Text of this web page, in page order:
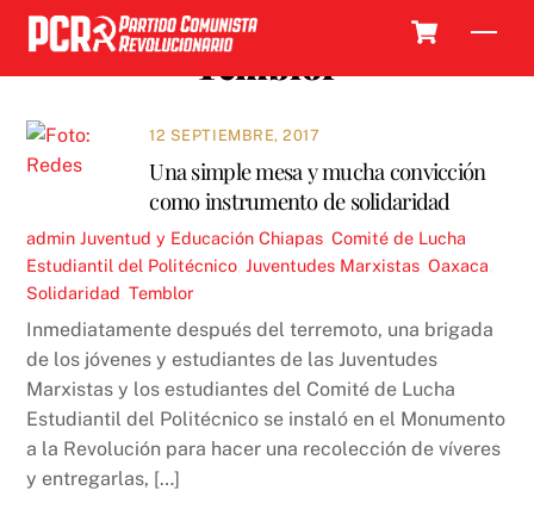
Skip
content
Temblor
12 SEPTIEMBRE, 2017
Una simple mesa y mucha convicción
como instrumento de solidaridad
admin Juventud y Educación Chiapas ,Comité de Lucha
Estudiantil del Politécnico ,Juventudes Marxistas ,Oaxaca
Solidaridad ,Temblor
Inmediatamente después del terremoto, una brigada
de los jóvenes y estudiantes de las Juventudes
Marxistas y los estudiantes del Comité de Lucha
Estudiantil del Politécnico se instaló en el Monumento
a la Revolución para hacer una recolección de víveres
y entregarlas, […]